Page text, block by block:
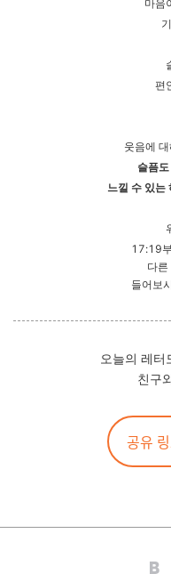
마음
편
웃음에
슬픔
느낄 수 있는
17:19
다른
들어보
오늘의 레터
친구
공유